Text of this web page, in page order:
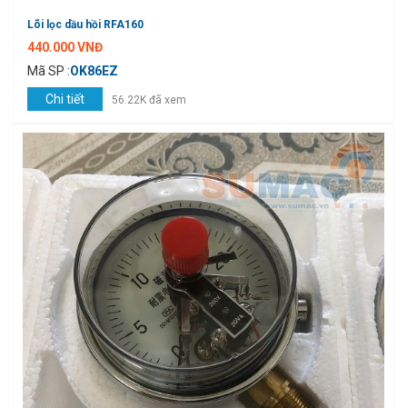
Lõi lọc dầu hồi RFA160
440.000 VNĐ
Mã SP :OK86EZ
Chi tiết
56.22K đã xem